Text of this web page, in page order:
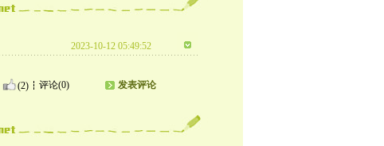
2023-10-12 05:49:52
(2) 评论(0) 发表评论